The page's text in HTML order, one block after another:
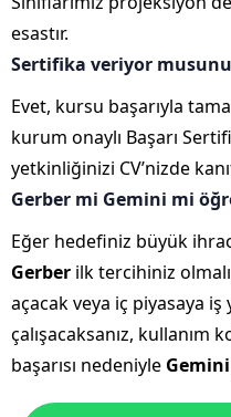
esastır.
Sertifika veriyor
Evet, kursu başarıyla
kurum onaylı Başarı
yetkinliğinizi CV’nizde
Gerber mi Gemini mi
Eğer hedefiniz büyük
Gerber ilk tercihiniz
açacak veya iç piyasaya
çalışacaksanız, kullanım
başarısı nedeniyle Gemini